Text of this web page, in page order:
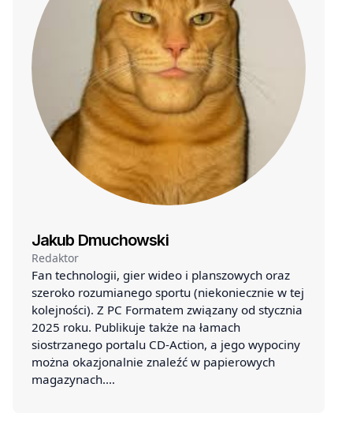
Jakub Dmuchowski
Redaktor
Fan technologii, gier wideo i planszowych oraz
szeroko rozumianego sportu (niekoniecznie w tej
kolejności). Z PC Formatem związany od stycznia
2025 roku. Publikuje także na łamach
siostrzanego portalu CD-Action, a jego wypociny
można okazjonalnie znaleźć w papierowych
magazynach.…